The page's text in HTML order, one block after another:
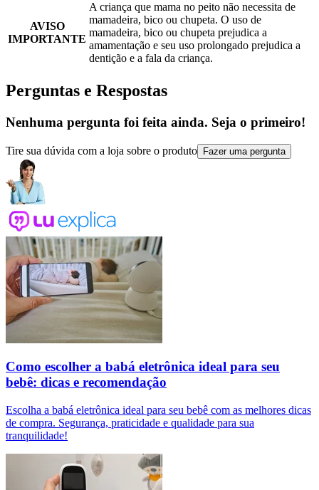
AVISO
IMPORTANTE
A criança que mama no peito não necessita de
mamadeira, bico ou chupeta. O uso de
mamadeira, bico ou chupeta prejudica a
amamentação e seu uso prolongado prejudica a
dentição e a fala da criança.
Perguntas e Respostas
Nenhuma pergunta foi feita ainda. Seja o primeiro!
Tire sua dúvida com a loja sobre o produto Fazer uma pergunta
Como escolher a babá eletrônica ideal para seu
bebê: dicas e recomendação
Escolha a babá eletrônica ideal para seu bebê com as melhores dicas
de compra. Segurança, praticidade e qualidade para sua
tranquilidade!